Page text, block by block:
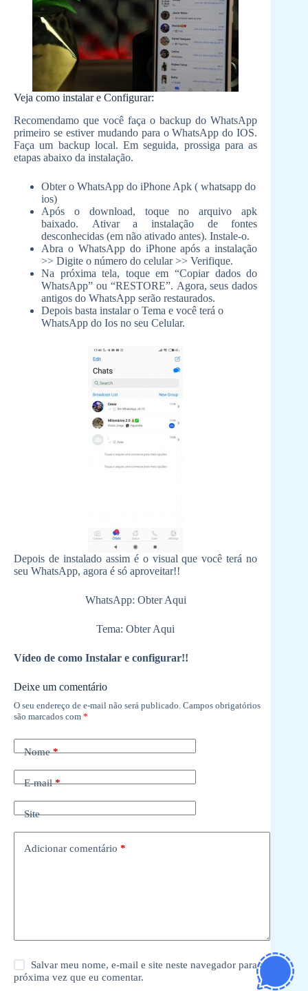
Veja como instalar e Configurar:
Recomendamo que você faça o backup do WhatsApp
primeiro se estiver mudando para o WhatsApp do IOS.
Faça um backup local. Em seguida, prossiga para as
etapas abaixo da instalação.
Obter o WhatsApp do iPhone Apk ( whatsapp do
ios)
Após o download, toque no arquivo apk
baixado. Ativar a instalação de fontes
desconhecidas (em não ativado antes). Instale-o.
Abra o WhatsApp do iPhone após a instalação
>> Digite o número do celular >> Verifique.
Na próxima tela, toque em “Copiar dados do
WhatsApp” ou “RESTORE”. Agora, seus dados
antigos do WhatsApp serão restaurados.
Depois basta instalar o Tema e você terá o
WhatsApp do Ios no seu Celular.
Depois de instalado assim é o visual que você terá no
seu WhatsApp, agora é só aproveitar!!
WhatsApp: Obter Aqui
Tema: Obter Aqui
Vídeo de como Instalar e configurar!!
Deixe um comentário
O seu endereço de e-mail não será publicado. Campos obrigatórios
são marcados com *
Nome*
E-mail*
Site
Adicionar comentário *
Salvar meu nome, e-mail e site neste navegador para a
próxima vez que eu comentar.